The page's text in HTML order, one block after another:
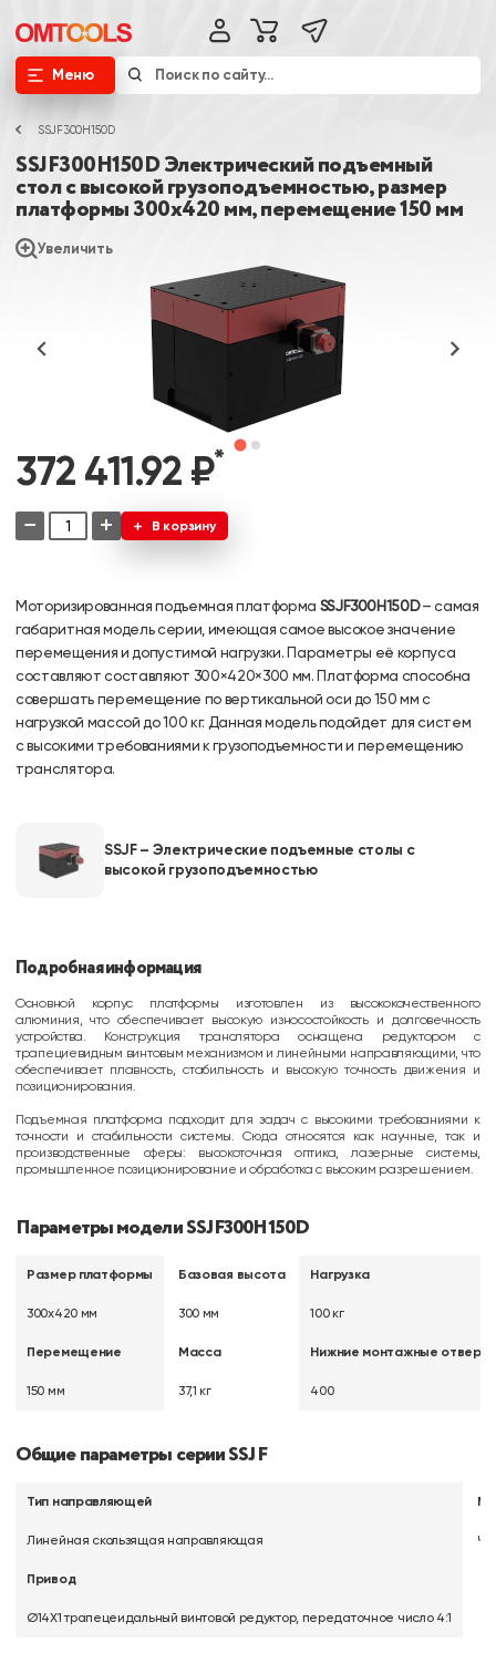
Меню
SSJF300H150D
SSJF300H150D Электрический подъемный
стол с высокой грузоподъемностью, размер
платформы 300x420 мм, перемещение 150 мм
Увеличить
372 411.92 ₽*
− + В корзину
Моторизированная подъемная платформа SSJF300H150D– самая
габаритная модель серии, имеющая самое высокое значение
перемещения и допустимой нагрузки. Параметры её корпуса
составляют составляют 300×420×300 мм. Платформа способна
совершать перемещение по вертикальной оси до 150 мм с
нагрузкой массой до 100 кг. Данная модель подойдет для систем
с высокими требованиями к грузоподъемности и перемещению
транслятора.
SSJF – Электрические подъемные столы с
высокой грузоподъемностью
Подробная информация
Основной корпус платформы изготовлен из высококачественного
алюминия, что обеспечивает высокую износостойкость и долговечность
устройства. Конструкция транслятора оснащена редуктором с
трапециевидным винтовым механизмом и линейными направляющими, что
обеспечивает плавность, стабильность и высокую точность движения и
позиционирования.
Подъемная платформа подходит для задач с высокими требованиями к
точности и стабильности системы. Сюда относятся как научные, так и
производственные сферы: высокоточная оптика, лазерные системы,
промышленное позиционирование и обработка с высоким разрешением.
Параметры модели SSJF300H150D
Размер платформы
300x420 мм
Перемещение
150 мм
Базовая высота
300 мм
Масса
37,1 кг
Нагрузка
100 кг
Нижние монтажные
400
Общие параметры серии SSJF
Тип направляющей
Линейная скользящая направляющая
Привод
Ø14X1 трапецеидальный винтовой редуктор, передаточное число 4:1